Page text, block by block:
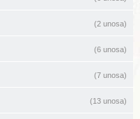
(2 unosa)
(6 unosa)
(7 unosa)
(13 unosa)